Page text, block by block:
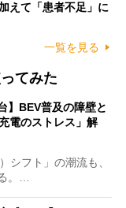
えて「患者不足」に
一覧を見る
てみた
】BEV普及の障壁と
電のストレス」解
シフト」の潮流も、
。…